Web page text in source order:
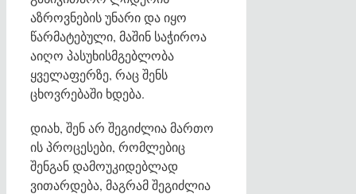
აზროვნების უნარი და იყო
წარმატებული, მაშინ საჭიროა
აიღო პასუხისმგებლობა
ყველაფერზე, რაც შენს
ცხოვრებაში ხდება.
დიახ, შენ არ შეგიძლია მართო
ის პროცესები, რომლებიც
შენგან დამოუკიდებლად
ვითარდება, მაგრამ შეგიძლია